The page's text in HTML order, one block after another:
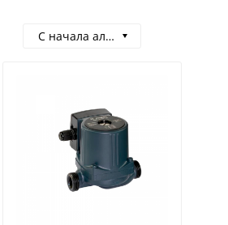
С начала алфавита